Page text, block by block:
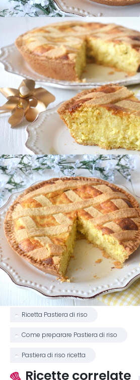
Ricetta Pastiera di riso
Come preparare Pastiera di riso
Pastiera di riso ricetta
Ricette correlate